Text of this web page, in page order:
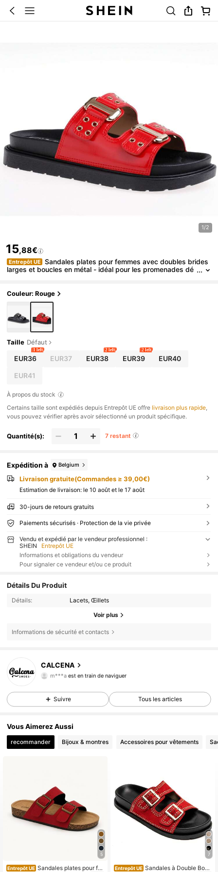
1/2
15,88€
Entrepôt UE
Sandales plates pour femmes avec doubles brides
larges et boucles en métal - idéal pour les promenades dé
Couleur: Rouge
Taille Défaut
EUR36
1 left
EUR37 EUR38
2 left
EUR39
2 left
EUR40
EUR41
À propos du stock
​Certains taille sont expédiés depuis Entrepôt UE offre livraison plus rapide,
vous pouvez vérifier après avoir sélectionné un produit spécifique.
Quantité(s): 7 restant
Expédition à Belgium
Livraison gratuite(Commandes ≥ 39,00€)
Estimation de livraison: le 10 août et le 17 août
30-jours de retours gratuits
Paiements sécurisés · Protection de la vie privée
Vendu et expédié par le vendeur professionnel :
SHEIN
Entrepôt UE
Informations et obligations du vendeur
Pour signaler ce vendeur et/ou ce produit
Détails Du Produit
Détails: Lacets, Œillets
Voir plus
Informations de sécurité et contacts
CALCENA
m***aest en train de naviguer
4,84
4.2K Suiveurs
4,84 4.2K Suiveurs
4,84 4.2K Suiveurs
4,84 4.2K Suiveurs
Suivre Tous les articles
Vous Aimerez Aussi
recommander Bijoux & montres Accessoires pour vêtements
5
Entrepôt UE Sandales plates pour fe
7
Entrepôt UE Sandales à Double Bouc